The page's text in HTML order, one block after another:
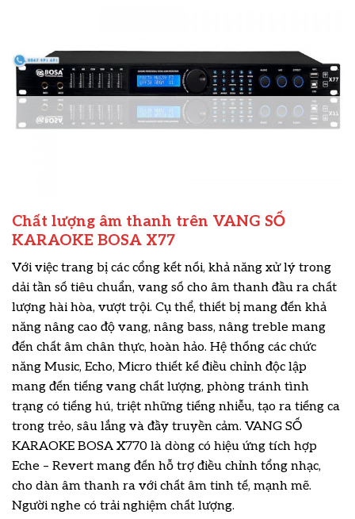
Chất lượng âm thanh trên VANG SỐ
KARAOKE BOSA X77
Với việc trang bị các cổng kết nối, khả năng xử lý trong
dải tần số tiêu chuẩn, vang số cho âm thanh đầu ra chất
lượng hài hòa, vượt trội. Cụ thể, thiết bị mang đến khả
năng nâng cao độ vang, nâng bass, nâng treble mang
đến chất âm chân thực, hoàn hảo. Hệ thống các chức
năng Music, Echo, Micro thiết kế điều chỉnh độc lập
mang đến tiếng vang chất lượng, phòng tránh tình
trạng có tiếng hú, triệt những tiếng nhiễu, tạo ra tiếng ca
trong trẻo, sâu lắng và đầy truyền cảm. VANG SỐ
KARAOKE BOSA X770 là dòng có hiệu ứng tích hợp
Eche – Revert mang đến hỗ trợ điều chỉnh tổng nhạc,
cho dàn âm thanh ra với chất âm tinh tế, mạnh mẽ.
Người nghe có trải nghiệm chất lượng.